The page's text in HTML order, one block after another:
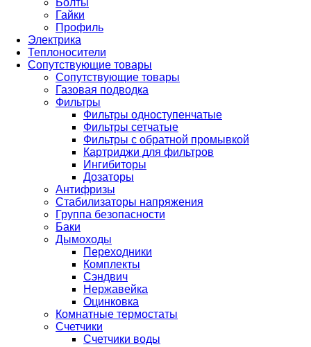
Болты
Гайки
Профиль
Электрика
Теплоносители
Сопутствующие товары
Сопутствующие товары
Газовая подводка
Фильтры
Фильтры одноступенчатые
Фильтры сетчатые
Фильтры с обратной промывкой
Картриджи для фильтров
Ингибиторы
Дозаторы
Антифризы
Стабилизаторы напряжения
Группа безопасности
Баки
Дымоходы
Переходники
Комплекты
Сэндвич
Нержавейка
Оцинковка
Комнатные термостаты
Счетчики
Счетчики воды